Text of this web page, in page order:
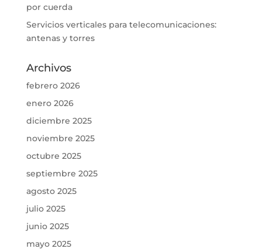
por cuerda
Servicios verticales para telecomunicaciones:
antenas y torres
Archivos
febrero 2026
enero 2026
diciembre 2025
noviembre 2025
octubre 2025
septiembre 2025
agosto 2025
julio 2025
junio 2025
mayo 2025